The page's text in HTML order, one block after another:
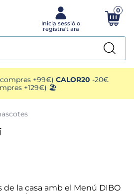
0
+99€) CALOR20 -20€
+129€) 🏖️
la casa amb el Menú DIBO